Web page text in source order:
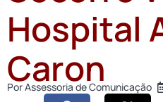
Hospital
Caron
PorAssessoria de Comunicação